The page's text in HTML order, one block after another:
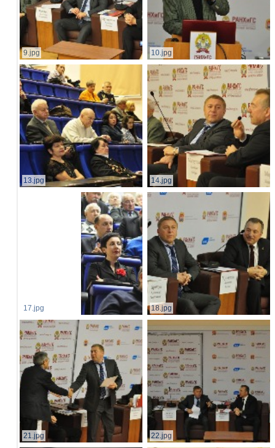
9.jpg 10.jpg
13.jpg 14.jpg
17.jpg 18.jpg
21.jpg 22.jpg